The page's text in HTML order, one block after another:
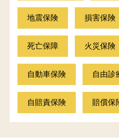
地震保険 損害保険
死亡保障 火災保険
自動車保険 自由診
自賠責保険 賠償保